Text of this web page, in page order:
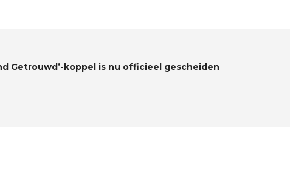
Getrouwd’-koppel is nu officieel gescheiden